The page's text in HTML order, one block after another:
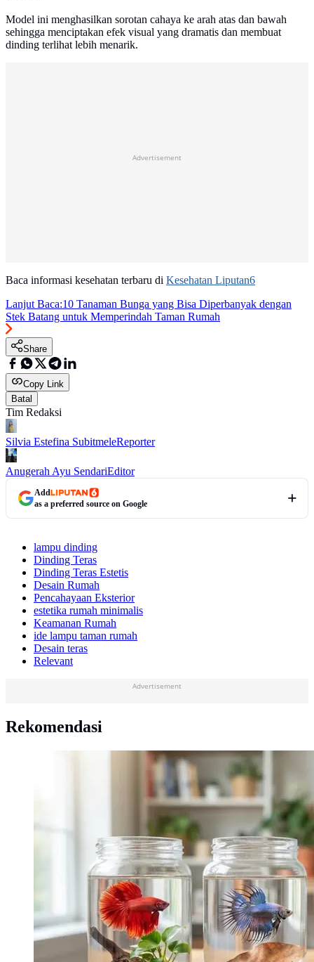
Model ini menghasilkan sorotan cahaya ke arah atas dan bawah
sehingga menciptakan efek visual yang dramatis dan membuat
dinding terlihat lebih menarik.
Advertisement
Baca informasi kesehatan terbaru di Kesehatan Liputan6
Lanjut Baca:10 Tanaman Bunga yang Bisa Diperbanyak dengan
Stek Batang untuk Memperindah Taman Rumah
Share
Copy Link
Batal
Tim Redaksi
Silvia Estefina SubitmeleReporter
Anugerah Ayu SendariEditor
Add
as a preferred source on Google
lampu dinding
Dinding Teras
Dinding Teras Estetis
Desain Rumah
Pencahayaan Eksterior
estetika rumah minimalis
Keamanan Rumah
ide lampu taman rumah
Desain teras
Relevant
Advertisement
Rekomendasi